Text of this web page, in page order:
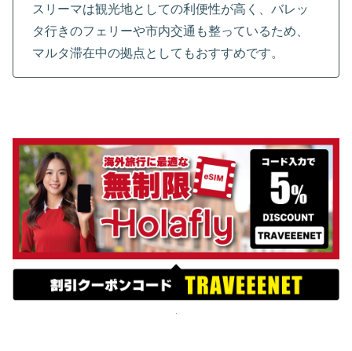
スリーマは観光地としての利便性が高く、バレッ
タ行きのフェリーや市内交通も整っているため、
マルタ滞在中の拠点としてもおすすめです。